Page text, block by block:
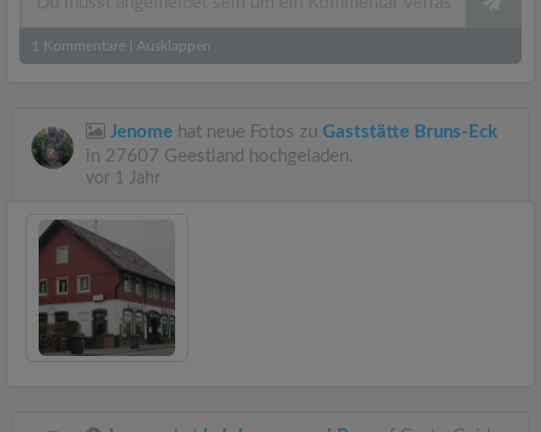
1 Kommentare Ausklappen
Jenome hat neue Fotos zu Gaststätte Bruns-Eck
in 27607 Geestland hochgeladen.
vor 1 Jahr